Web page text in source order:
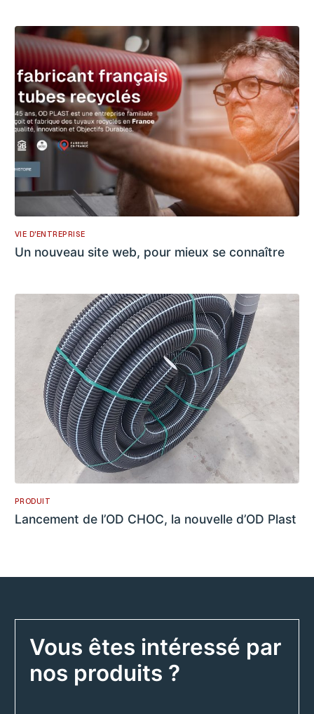
VIE D'ENTREPRISE
Un nouveau site web, pour mieux se connaître
PRODUIT
Lancement de l’OD CHOC, la nouvelle d’OD Plast
Vous êtes intéressé par
nos produits ?